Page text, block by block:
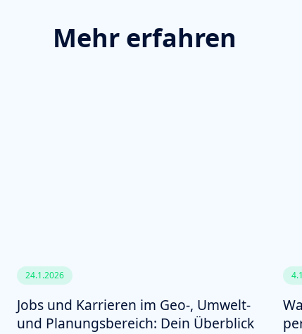
Mehr erfahren
24.1.2026
Jobs und Karrieren im Geo-, Umwelt-
und Planungsbereich: Dein Überblick